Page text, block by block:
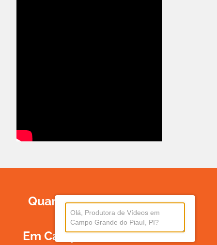
Quanto Custa Produzir Um
Vídeo
Em Campo Grande Do Piauí?